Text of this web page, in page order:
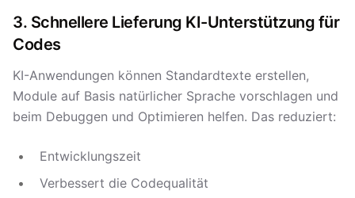
3. Schnellere Lieferung KI-Unterstützung für
Codes
KI-Anwendungen können Standardtexte erstellen,
Module auf Basis natürlicher Sprache vorschlagen und
beim Debuggen und Optimieren helfen. Das reduziert:
Entwicklungszeit
Verbessert die Codequalität